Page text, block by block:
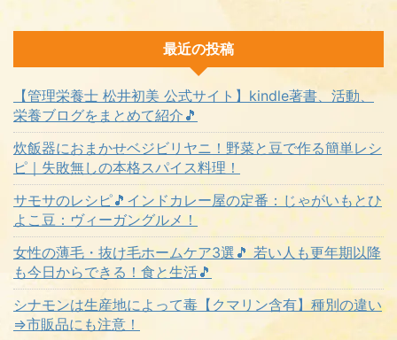
最近の投稿
【管理栄養士 松井初美 公式サイト】kindle著書、活動、
栄養ブログをまとめて紹介🎵
炊飯器におまかせベジビリヤニ！野菜と豆で作る簡単レシ
ピ｜失敗無しの本格スパイス料理！
サモサのレシピ🎵インドカレー屋の定番：じゃがいもとひ
よこ豆：ヴィーガングルメ！
女性の薄毛・抜け毛ホームケア3選🎵 若い人も更年期以降
も今日からできる！食と生活🎵
シナモンは生産地によって毒【クマリン含有】種別の違い
⇒市販品にも注意！